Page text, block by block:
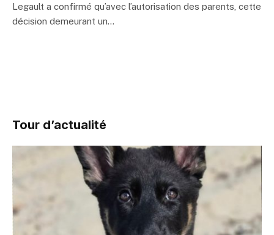
Legault a confirmé qu’avec l’autorisation des parents, cette
décision demeurant un…
Tour d’actualité